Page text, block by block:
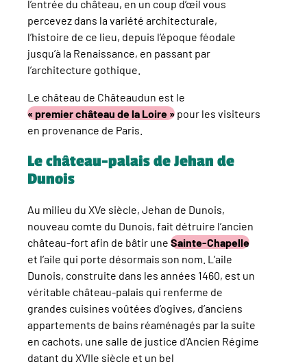
l’entrée du château, en un coup d’œil vous
percevez dans la variété architecturale,
l’histoire de ce lieu, depuis l’époque féodale
jusqu’à la Renaissance, en passant par
l’architecture gothique.
Le château de Châteaudun est le
« premier château de la Loire » pour les visiteurs
en provenance de Paris.
Le château-palais de Jehan de
Dunois
Au milieu du XVe siècle, Jehan de Dunois,
nouveau comte du Dunois, fait détruire l’ancien
château-fort afin de bâtir une Sainte-Chapelle
et l’aile qui porte désormais son nom. L’aile
Dunois, construite dans les années 1460, est un
véritable château-palais qui renferme de
grandes cuisines voûtées d’ogives, d’anciens
appartements de bains réaménagés par la suite
en cachots, une salle de justice d’Ancien Régime
datant du XVIIe siècle et un bel